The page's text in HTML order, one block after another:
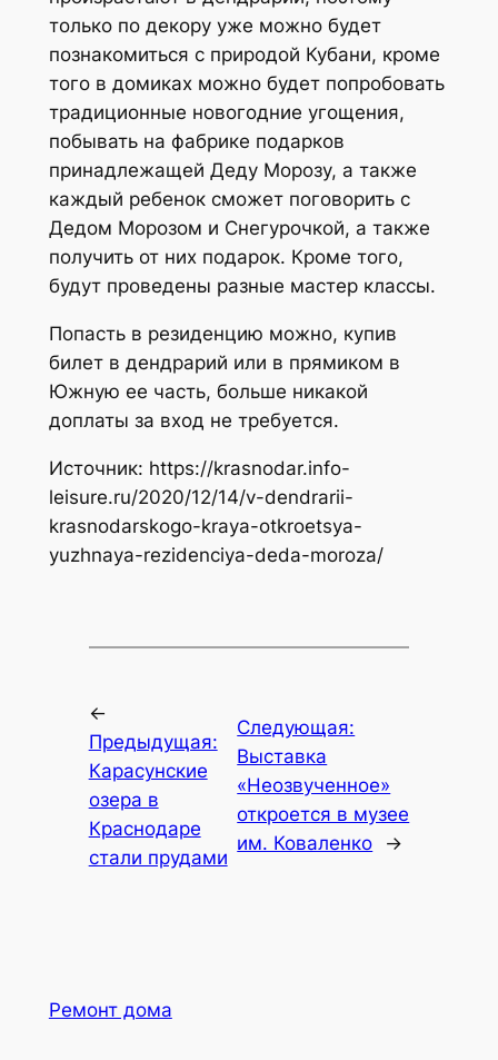
только по декору уже можно будет
познакомиться с природой Кубани, кроме
того в домиках можно будет попробовать
традиционные новогодние угощения,
побывать на фабрике подарков
принадлежащей Деду Морозу, а также
каждый ребенок сможет поговорить с
Дедом Морозом и Снегурочкой, а также
получить от них подарок. Кроме того,
будут проведены разные мастер классы.
Попасть в резиденцию можно, купив
билет в дендрарий или в прямиком в
Южную ее часть, больше никакой
доплаты за вход не требуется.
Источник: https://krasnodar.info-
leisure.ru/2020/12/14/v-dendrarii-
krasnodarskogo-kraya-otkroetsya-
yuzhnaya-rezidenciya-deda-moroza/
←
Предыдущая:
Карасунские
озера в
Краснодаре
стали прудами
Следующая:
Выставка
«Неозвученное»
откроется в музее
им. Коваленко
→
Ремонт дома